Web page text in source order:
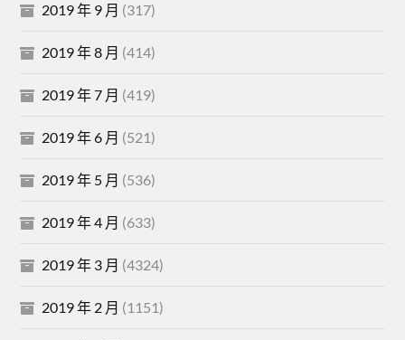
2019 年 9 月 (317)
2019 年 8 月 (414)
2019 年 7 月 (419)
2019 年 6 月 (521)
2019 年 5 月 (536)
2019 年 4 月 (633)
2019 年 3 月 (4324)
2019 年 2 月 (1151)